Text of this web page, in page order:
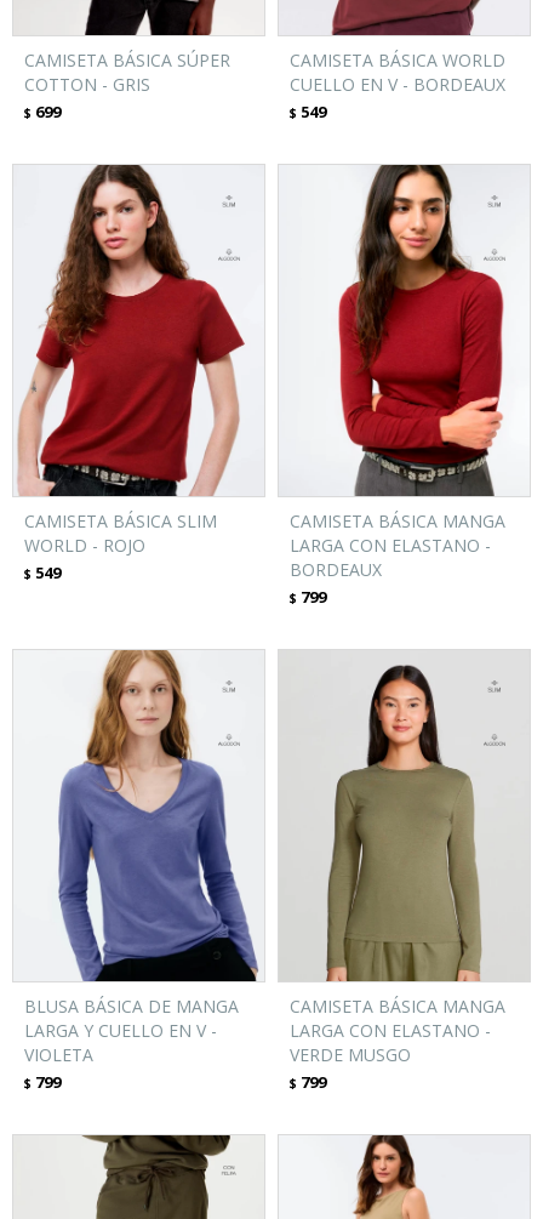
CAMISETA BÁSICA SÚPER
COTTON - GRIS
$ 699
CAMISETA BÁSICA WORLD
CUELLO EN V - BORDEAUX
$ 549
CAMISETA BÁSICA SLIM
WORLD - ROJO
$ 549
CAMISETA BÁSICA MANGA
LARGA CON ELASTANO -
BORDEAUX
$ 799
BLUSA BÁSICA DE MANGA
LARGA Y CUELLO EN V -
VIOLETA
$ 799
CAMISETA BÁSICA MANGA
LARGA CON ELASTANO -
VERDE MUSGO
$ 799